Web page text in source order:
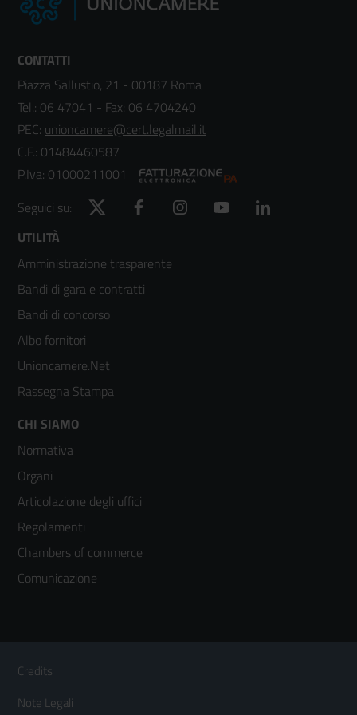
CONTATTI
Piazza Sallustio, 21 - 00187 Roma
Tel.: 06 47041 - Fax: 06 4704240
PEC: unioncamere@cert.legalmail.it
C.F.: 01484460587
P.Iva: 01000211001
Seguici su:
Twitter Facebook Instagram YouTube
Footer
menù
colonna
2
UTILITÀ
Amministrazione trasparente
Bandi di gara e contratti
Bandi di concorso
Albo fornitori
Unioncamere.Net
Rassegna Stampa
Footer
menù
colonna
3
CHI SIAMO
Normativa
Organi
Articolazione degli uffici
Regolamenti
Chambers of commerce
Comunicazione
Footer
Menù
Credits
Note Legali